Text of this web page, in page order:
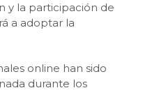
y la participación de
a adoptar la
online han sido
durante los